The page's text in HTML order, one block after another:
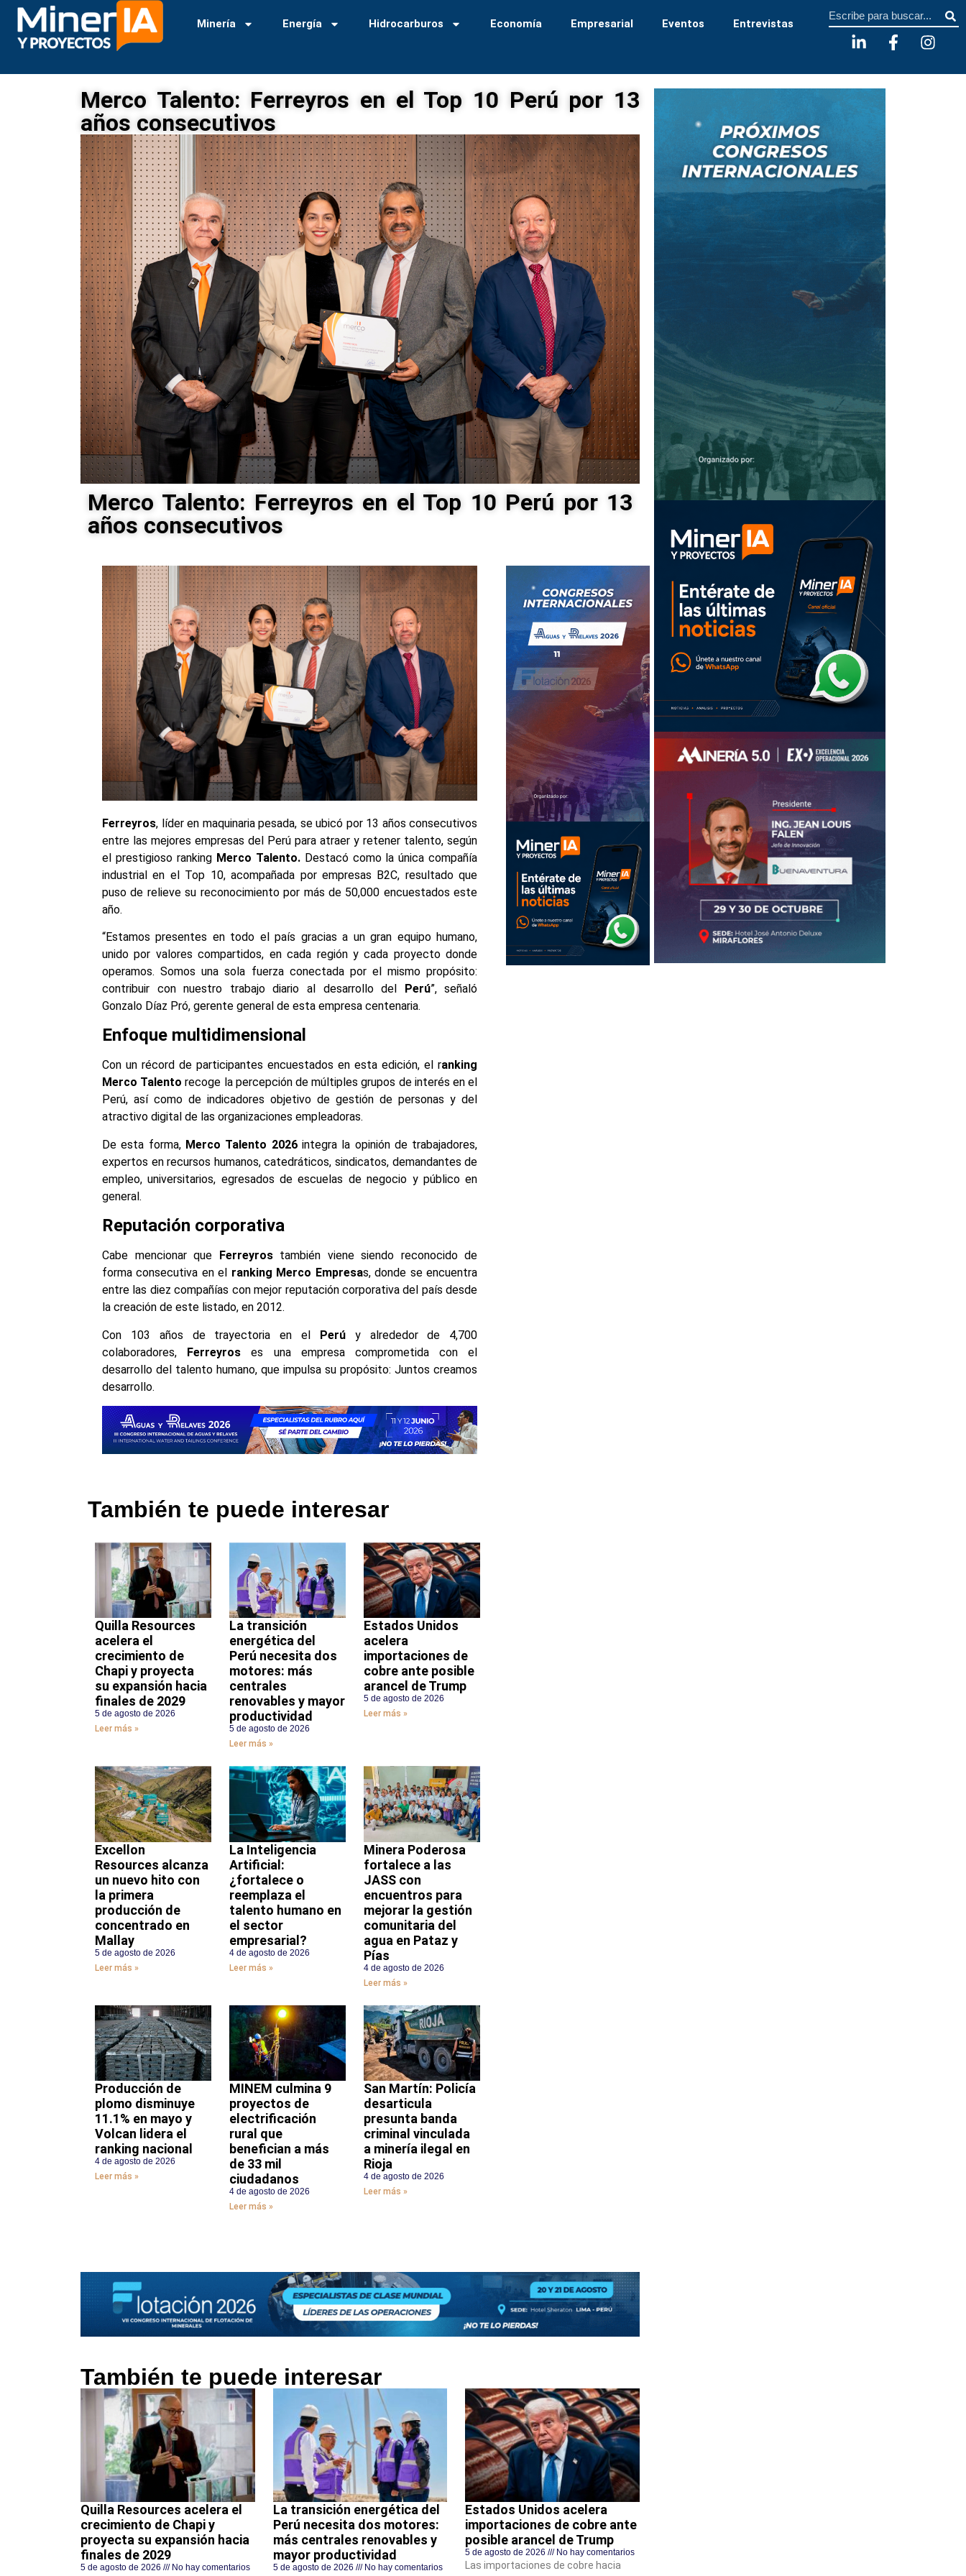
Minería Energía Hidrocarburos Economía Empresarial Eventos Entrevistas
Merco Talento: Ferreyros en el Top 10 Perú por 13
años consecutivos
Merco Talento: Ferreyros en el Top 10 Perú por 13
años consecutivos
Ferreyros, líder en maquinaria pesada, se ubicó por 13 años consecutivos
entre las mejores empresas del Perú para atraer y retener talento, según
el prestigioso ranking Merco Talento.Destacó como la única compañía
industrial en el Top 10, acompañada por empresas B2C, resultado que
puso de relieve su reconocimiento por más de 50,000 encuestados este
año.
“Estamos presentes en todo el país gracias a un gran equipo humano,
unido por valores compartidos, en cada región y cada proyecto donde
operamos. Somos una sola fuerza conectada por el mismo propósito:
contribuir con nuestro trabajo diario al desarrollo del Perú”, señaló
Gonzalo Díaz Pró, gerente general de esta empresa centenaria.
Enfoque multidimensional
Con un récord de participantes encuestados en esta edición, el ranking
Merco Talento recoge la percepción de múltiples grupos de interés en el
Perú, así como de indicadores objetivo de gestión de personas y del
atractivo digital de las organizaciones empleadoras.
De esta forma, Merco Talento 2026integra la opinión de trabajadores,
expertos en recursos humanos, catedráticos, sindicatos, demandantes de
empleo, universitarios, egresados de escuelas de negocio y público en
general.
Reputación corporativa
Cabe mencionar que Ferreyrostambién viene siendo reconocido de
forma consecutiva en el ranking Merco Empresas, donde se encuentra
entre las diez compañías con mejor reputación corporativa del país desde
la creación de este listado, en 2012.
Con 103 años de trayectoria en el Perúy alrededor de 4,700
colaboradores, Ferreyros es una empresa comprometida con el
desarrollo del talento humano, que impulsa su propósito: Juntos creamos
desarrollo.
También te puede interesar
Quilla Resources
acelera el
crecimiento de
Chapi y proyecta
su expansión hacia
finales de 2029
5 de agosto de 2026
Leer más »
La transición
energética del
Perú necesita dos
motores: más
centrales
renovables y mayor
productividad
5 de agosto de 2026
Leer más »
Estados Unidos
acelera
importaciones de
cobre ante posible
arancel de Trump
5 de agosto de 2026
Leer más »
Excellon
Resources alcanza
un nuevo hito con
la primera
producción de
concentrado en
Mallay
5 de agosto de 2026
Leer más »
La Inteligencia
Artificial:
¿fortalece o
reemplaza el
talento humano en
el sector
empresarial?
4 de agosto de 2026
Leer más »
Minera Poderosa
fortalece a las
JASS con
encuentros para
mejorar la gestión
comunitaria del
agua en Pataz y
Pías
4 de agosto de 2026
Leer más »
Producción de
plomo disminuye
11.1% en mayo y
Volcan lidera el
ranking nacional
4 de agosto de 2026
Leer más »
MINEM culmina 9
proyectos de
electrificación
rural que
benefician a más
de 33 mil
ciudadanos
4 de agosto de 2026
Leer más »
San Martín: Policía
desarticula
presunta banda
criminal vinculada
a minería ilegal en
Rioja
4 de agosto de 2026
Leer más »
También te puede interesar
Quilla Resources acelera el
crecimiento de Chapi y
proyecta su expansión hacia
finales de 2029
5 de agosto de 2026 No hay comentarios
La transición energética del
Perú necesita dos motores:
más centrales renovables y
mayor productividad
5 de agosto de 2026 No hay comentarios
Estados Unidos acelera
importaciones de cobre ante
posible arancel de Trump
5 de agosto de 2026 No hay comentarios
Las importaciones de cobre hacia